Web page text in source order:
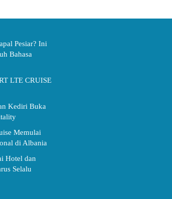
Pesiar? Ini
Bahasa
LTE CRUISE
Kediri Buka
Memulai
di Albania
Hotel dan
Selalu